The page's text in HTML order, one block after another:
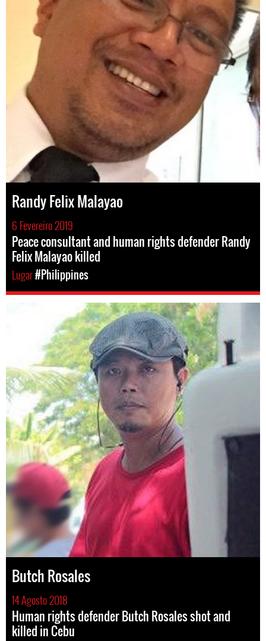
Randy Felix Malayao
6 Fevereiro 2019
Peace consultant and human rights defender Randy
Felix Malayao killed
Lugar#Philippines
Butch Rosales
14 Agosto 2018
Human rights defender Butch Rosales shot and
killed in Cebu